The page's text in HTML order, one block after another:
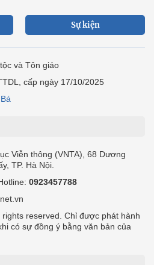
Sự kiện
và Tôn giáo
cấp ngày 17/10/2025
Viễn thông (VNTA), 68 Dương
TP. Hà Nội.
0923457788
reserved. Chỉ được phát hành
có sự đồng ý bằng văn bản của